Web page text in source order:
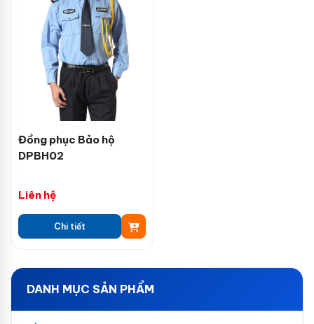
Đồng phục Bảo hộ
DPBH02
Liên hệ
Chi tiết
DANH MỤC SẢN PHẨM